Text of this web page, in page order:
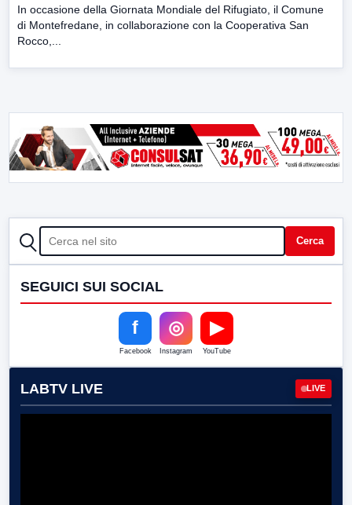
In occasione della Giornata Mondiale del Rifugiato, il Comune
di Montefredane, in collaborazione con la Cooperativa San
Rocco,...
CERCA Cerca
SEGUICI SUI SOCIAL
f
Facebook
◎
Instagram
▶
YouTube
LABTV LIVE LIVE